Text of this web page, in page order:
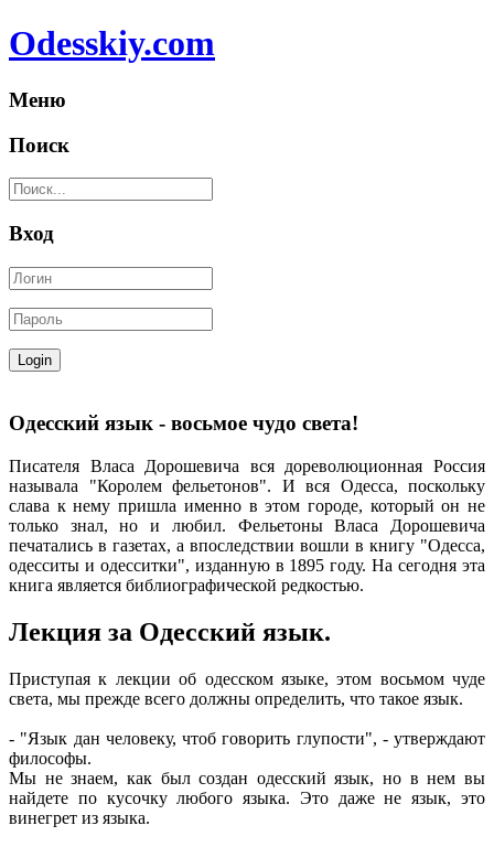
Odesskiy.com
Меню
Поиск
Вход
Одесский язык - восьмое чудо света!
Писателя Власа Дорошевича вся дореволюционная Россия
называла "Королем фельетонов". И вся Одесса, поскольку
слава к нему пришла именно в этом городе, который он не
только знал, но и любил. Фельетоны Власа Дорошевича
печатались в газетах, а впоследствии вошли в книгу "Одесса,
одесситы и одесситки", изданную в 1895 году. На сегодня эта
книга является библиографической редкостью.
Лекция за Одесский язык.
Приступая к лекции об одесском языке, этом восьмом чуде
света, мы прежде всего должны определить, что такое язык.
- "Язык дан человеку, чтоб говорить глупости", - утверждают
философы.
Мы не знаем, как был создан одесский язык, но в нем вы
найдете по кусочку любого языка. Это даже не язык, это
винегрет из языка.